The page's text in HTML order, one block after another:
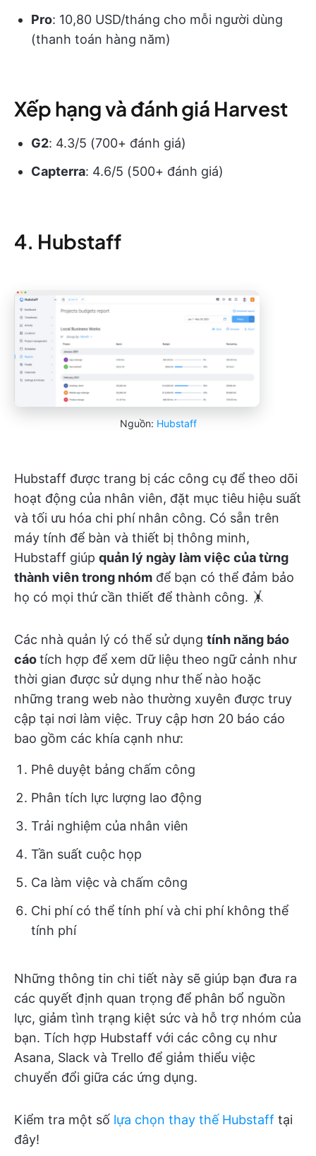
Pro: 10,80 USD/tháng cho mỗi người dùng
(thanh toán hàng năm)
Xếp hạng và đánh giá Harvest
G2: 4.3/5 (700+ đánh giá)
Capterra: 4.6/5 (500+ đánh giá)
4. Hubstaff
Nguồn: Hubstaff
Hubstaff được trang bị các công cụ để theo dõi
hoạt động của nhân viên, đặt mục tiêu hiệu suất
và tối ưu hóa chi phí nhân công. Có sẵn trên
máy tính để bàn và thiết bị thông minh,
Hubstaff giúp quản lý ngày làm việc của từng
thành viên trong nhóm để bạn có thể đảm bảo
họ có mọi thứ cần thiết để thành công. 🤸
Các nhà quản lý có thể sử dụng tính năng báo
cáotích hợp để xem dữ liệu theo ngữ cảnh như
thời gian được sử dụng như thế nào hoặc
những trang web nào thường xuyên được truy
cập tại nơi làm việc. Truy cập hơn 20 báo cáo
bao gồm các khía cạnh như:
Phê duyệt bảng chấm công
Phân tích lực lượng lao động
Trải nghiệm của nhân viên
Tần suất cuộc họp
Ca làm việc và chấm công
Chi phí có thể tính phí và chi phí không thể
tính phí
Những thông tin chi tiết này sẽ giúp bạn đưa ra
các quyết định quan trọng để phân bổ nguồn
lực, giảm tình trạng kiệt sức và hỗ trợ nhóm của
bạn. Tích hợp Hubstaff với các công cụ như
Asana, Slack và Trello để giảm thiểu việc
chuyển đổi giữa các ứng dụng.
Kiểm tra một số lựa chọn thay thế Hubstaff tại
đây!